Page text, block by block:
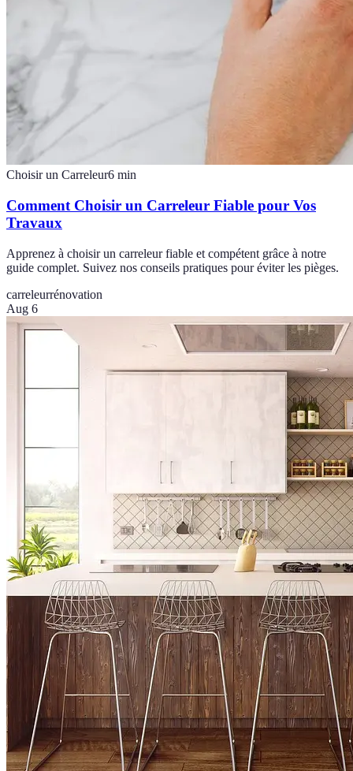
Choisir un Carreleur6 min
Comment Choisir un Carreleur Fiable pour Vos
Travaux
Apprenez à choisir un carreleur fiable et compétent grâce à notre
guide complet. Suivez nos conseils pratiques pour éviter les pièges.
carreleurrénovation
Aug 6